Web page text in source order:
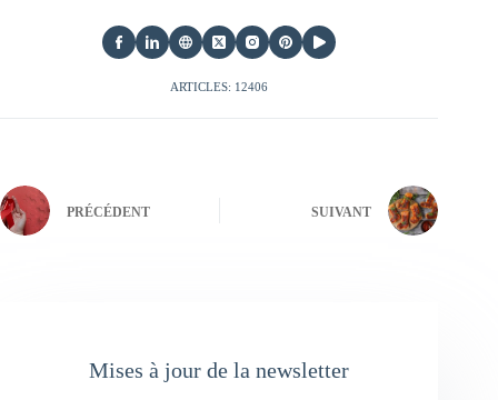
ARTICLES: 12406
PRÉCÉDENT SUIVANT
Mises à jour de la newsletter